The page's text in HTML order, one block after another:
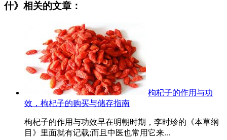
什》相关的文章：
枸杞子的作用与功
效，枸杞子的购买与储存指南
枸杞子的作用与功效早在明朝时期，李时珍的《本草纲
目》里面就有记载;而且中医也常用它来...